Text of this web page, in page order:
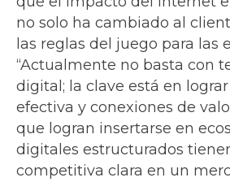
no solo ha cambiado al
las reglas del juego para las
“Actualmente no basta con
digital; la clave está en
efectiva y conexiones de
que logran insertarse en
digitales estructurados
competitiva clara en un